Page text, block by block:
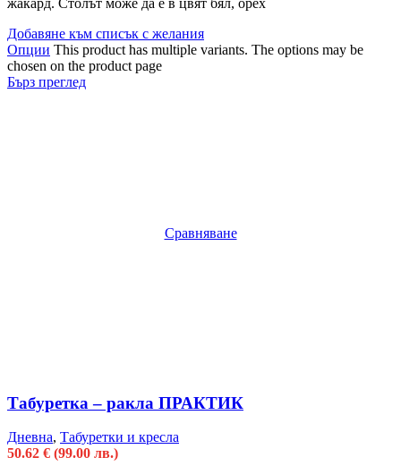
Добавяне към списък с желания
Опции This product has multiple variants. The options may be
chosen on the product page
Бърз преглед
Сравняване
Табуретка – ракла ПРАКТИК
Дневна, Табуретки и кресла
50.62 € (99.00 лв.)